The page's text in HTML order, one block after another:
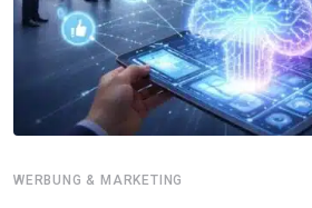
WERBUNG & MARKETING